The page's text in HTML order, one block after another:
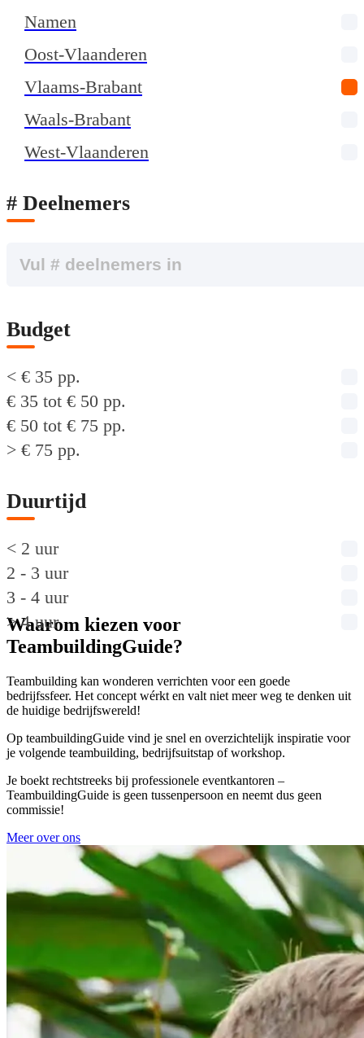
Namen
Oost-Vlaanderen
Vlaams-Brabant
Waals-Brabant
West-Vlaanderen
# Deelnemers
Budget
< € 35 pp.
€ 35 tot € 50 pp.
€ 50 tot € 75 pp.
> € 75 pp.
Duurtijd
< 2 uur
2 - 3 uur
3 - 4 uur
> 4 uur
Waarom kiezen voor
TeambuildingGuide?
Teambuilding kan wonderen verrichten voor een goede
bedrijfssfeer. Het concept wérkt en valt niet meer weg te denken uit
de huidige bedrijfswereld!
Op teambuildingGuide vind je snel en overzichtelijk inspiratie voor
je volgende teambuilding, bedrijfsuitstap of workshop.
Je boekt rechtstreeks bij professionele eventkantoren –
TeambuildingGuide is geen tussenpersoon en neemt dus geen
commissie!
Meer over ons